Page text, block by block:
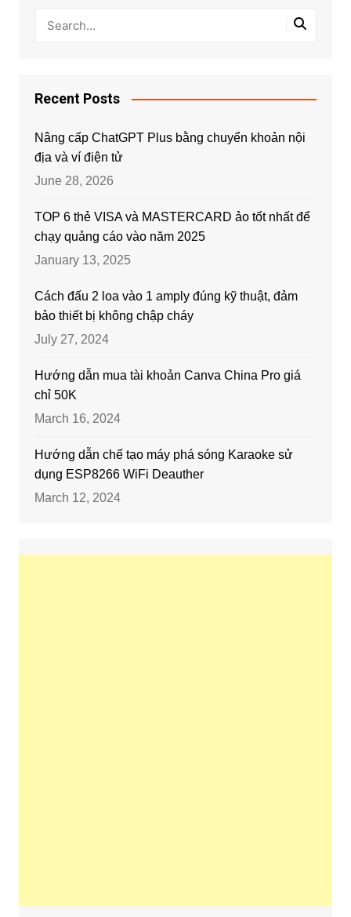
Recent Posts
Nâng cấp ChatGPT Plus bằng chuyển khoản nội
địa và ví điện tử
June 28, 2026
TOP 6 thẻ VISA và MASTERCARD ảo tốt nhất để
chạy quảng cáo vào năm 2025
January 13, 2025
Cách đấu 2 loa vào 1 amply đúng kỹ thuật, đảm
bảo thiết bị không chập cháy
July 27, 2024
Hướng dẫn mua tài khoản Canva China Pro giá
chỉ 50K
March 16, 2024
Hướng dẫn chế tạo máy phá sóng Karaoke sử
dụng ESP8266 WiFi Deauther
March 12, 2024